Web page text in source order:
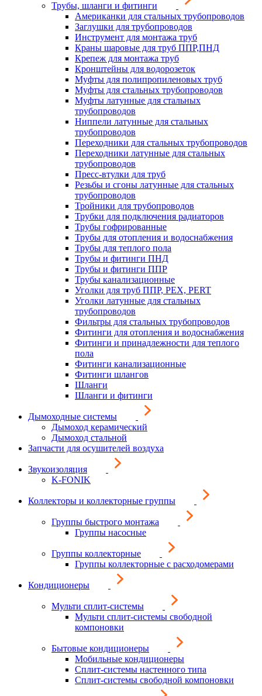
Трубы, шланги и фитинги
Американки для стальных трубопроводов
Заглушки для трубопроводов
Инструмент для монтажа труб
Краны шаровые для труб ППР,ПНД
Крепеж для монтажа труб
Кронштейны для водорозеток
Муфты для полипропиленовых труб
Муфты для стальных трубопроводов
Муфты латунные для стальных
трубопроводов
Ниппели латунные для стальных
трубопроводов
Переходники для стальных трубопроводов
Переходники латунные для стальных
трубопроводов
Пресс-втулки для труб
Резьбы и сгоны латунные для стальных
трубопроводов
Тройники для трубопроводов
Трубки для подключения радиаторов
Трубы гофрированные
Трубы для отопления и водоснабжения
Трубы для теплого пола
Трубы и фитинги ПНД
Трубы и фитинги ППР
Трубы канализационные
Уголки для труб ППР, PEX, PERT
Уголки латунные для стальных
трубопроводов
Фильтры для стальных трубопроводов
Фитинги для отопления и водоснабжения
Фитинги и принадлежности для теплого
пола
Фитинги канализационные
Фитинги шлангов
Шланги
Шланги и фитинги
Дымоходные системы
Дымоход керамический
Дымоход стальной
Запчасти для осушителей воздуха
Звукоизоляция
K-FONIK
Коллекторы и коллекторные группы
Группы быстрого монтажа
Группы насосные
Группы коллекторные
Группы коллекторные с расходомерами
Кондиционеры
Мульти сплит-системы
Мульти сплит-системы свободной
компоновки
Бытовые кондиционеры
Мобильные кондиционеры
Сплит-системы настенного типа
Сплит-системы свободной компоновки